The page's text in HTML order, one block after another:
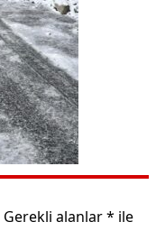
Gerekli alanlar* ile